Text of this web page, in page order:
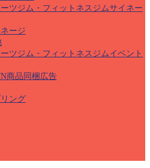
ツジム・フィットネスジムサイネー
ージ
ツジム・フィットネスジムイベント
商品同梱広告
ング